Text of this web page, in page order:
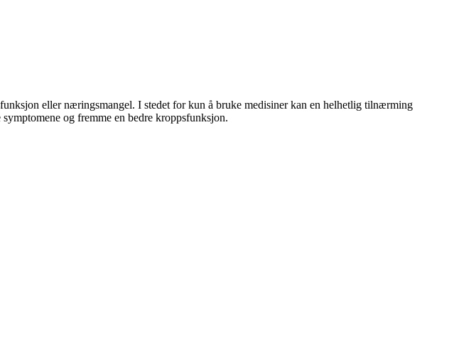
eller næringsmangel. I stedet for kun å bruke medisiner kan en helhetlig tilnærming
og fremme en bedre kroppsfunksjon.